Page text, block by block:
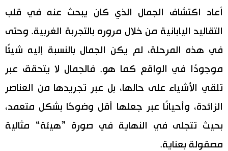
أعاد اكتشاف الجمال الذي كان يبحث عنه في قلب
التقاليد اليابانية من خلال مروره بالتجربة الغربية. وحتى
في هذه المرحلة، لم يكن الجمال بالنسبة إليه شيئًا
موجودًا في الواقع كما هو. فالجمال لا يتحقق عبر
تلقي الأشياء على حالها، بل عبر تجريدها من العناصر
الزائدة، وأحيانًا عبر جعلها أقل وضوحًا بشكل متعمد،
بحيث تتجلى في النهاية في صورة ”هيئة“ مثالية
مصقولة بعناية.